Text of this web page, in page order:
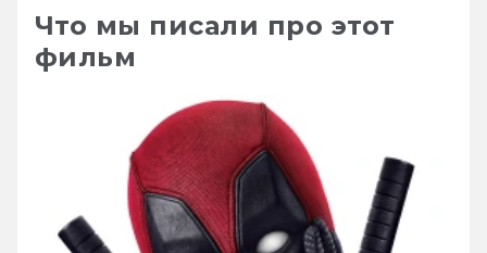
Что мы писали про этот
фильм